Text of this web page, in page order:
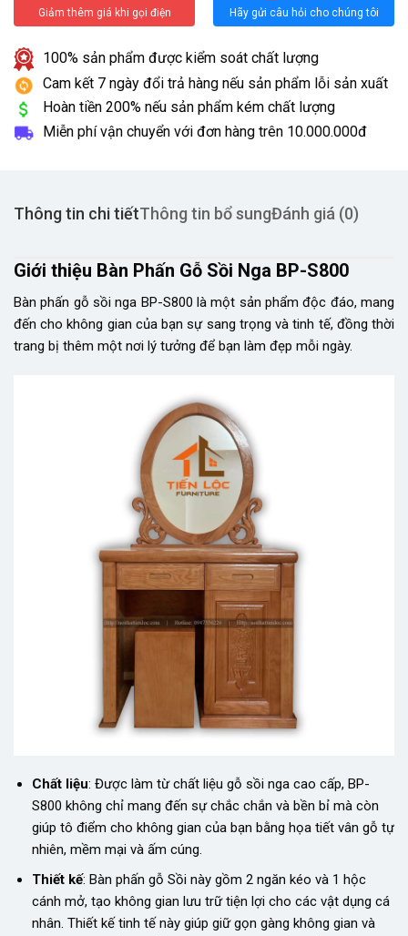
Giảm thêm giá khi gọi điện Hãy gửi câu hỏi cho chúng tôi
100% sản phẩm được kiểm soát chất lượng
Cam kết 7 ngày đổi trả hàng nếu sản phẩm lỗi sản xuất
Hoàn tiền 200% nếu sản phẩm kém chất lượng
Miễn phí vận chuyển với đơn hàng trên 10.000.000đ
Thông tin chi tiếtThông tin bổ sungĐánh giá (0)
Giới thiệu Bàn Phấn Gỗ Sồi Nga BP-S800
Bàn phấn gỗ sồi nga BP-S800 là một sản phẩm độc đáo, mang
đến cho không gian của bạn sự sang trọng và tinh tế, đồng thời
trang bị thêm một nơi lý tưởng để bạn làm đẹp mỗi ngày.
Chất liệu: Được làm từ chất liệu gỗ sồi nga cao cấp, BP-
S800 không chỉ mang đến sự chắc chắn và bền bỉ mà còn
giúp tô điểm cho không gian của bạn bằng họa tiết vân gỗ tự
nhiên, mềm mại và ấm cúng.
Thiết kế: Bàn phấn gỗ Sồi này gồm 2 ngăn kéo và 1 hộc
cánh mở, tạo không gian lưu trữ tiện lợi cho các vật dụng cá
nhân. Thiết kế tinh tế này giúp giữ gọn gàng không gian và